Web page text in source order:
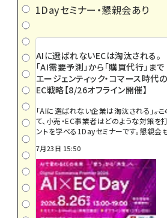
1Dayセミナー・懇親会あり
AIに選ばれないECは淘汰される。
「AI需要予測」から「購買代行」まで
エージェンティック・コマース時代の
EC戦略【8/26オフライン開催】
「AIに選ばれない企業は淘汰される」――
て、小売・EC事業者はどのような対策を
ントを学べる1Dayセミナーです。懇親会
7月23日 15:50